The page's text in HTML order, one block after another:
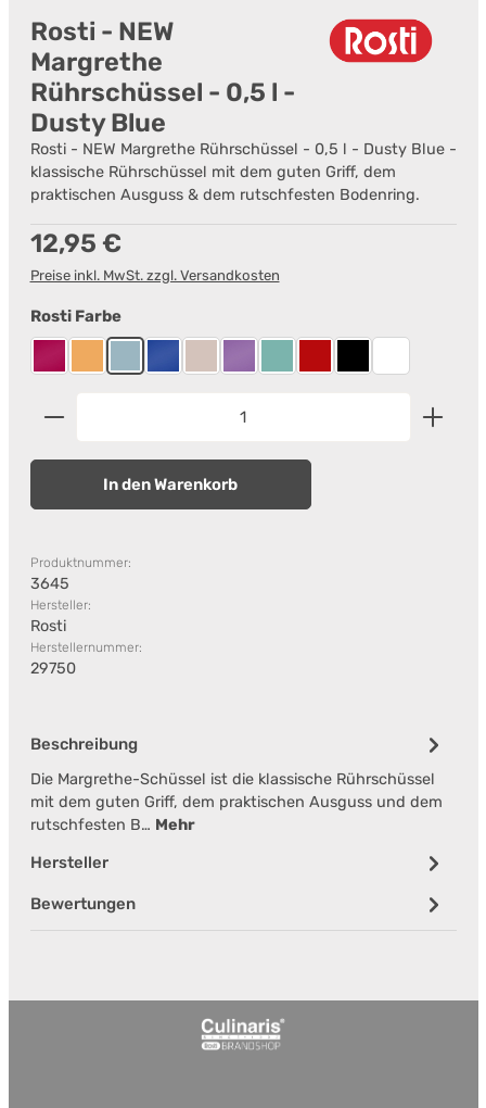
Rosti - NEW
Margrethe
Rührschüssel - 0,5 l -
Dusty Blue
Rosti - NEW Margrethe Rührschüssel - 0,5 l - Dusty Blue -
klassische Rührschüssel mit dem guten Griff, dem
praktischen Ausguss & dem rutschfesten Bodenring.
Regulärer Preis:
12,95 €
Preise inkl. MwSt. zzgl. Versandkosten
Rosti Farbeauswählen
Beetroot
CurryDusty BlueElectric blue
HumusLavenderNordic Green
Rot Schwarz
Weiß
Produkt Anzahl: Gib den gewünschten Wert ein
In den Warenkorb
Produktnummer:
3645
Hersteller:
Rosti
Herstellernummer:
29750
Beschreibung
Die Margrethe-Schüssel ist die klassische Rührschüssel
mit dem guten Griff, dem praktischen Ausguss und dem
rutschfesten B… Mehr
Hersteller
Bewertungen